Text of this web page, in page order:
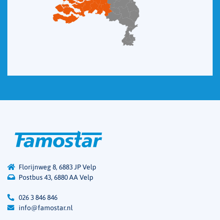
Florijnweg 8, 6883 JP Velp
Postbus 43, 6880 AA Velp
026 3 846 846
info@famostar.nl